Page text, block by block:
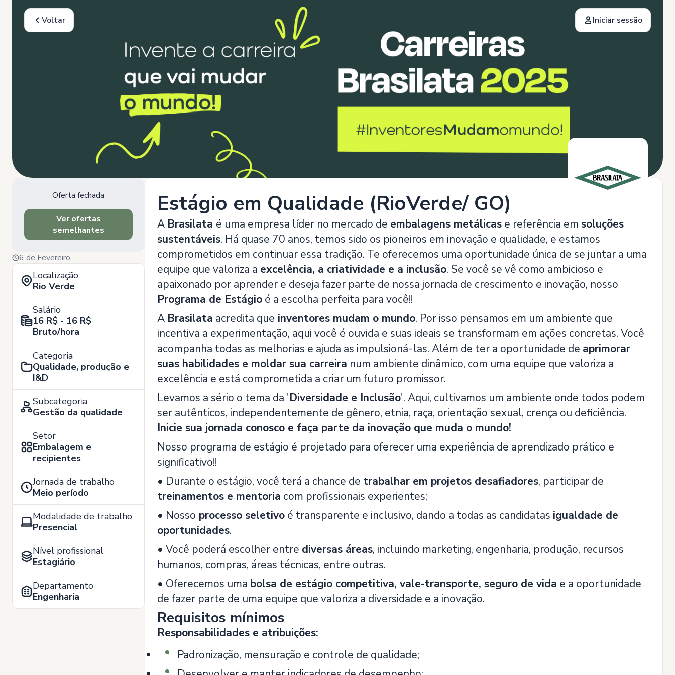
Voltar Iniciar sessão
Oferta fechada
Ver ofertas
semelhantes
6 de Fevereiro
Localização
Rio Verde
Salário
16 R$ - 16 R$
Bruto/hora
Categoria
Qualidade, produção e
I&D
Subcategoria
Gestão da qualidade
Setor
Embalagem e
recipientes
Jornada de trabalho
Meio período
Modalidade de trabalho
Presencial
Nível profissional
Estagiário
Departamento
Engenharia
Estágio em Qualidade (RioVerde/ GO)
A Brasilata é uma empresa líder no mercado de embalagens metálicas e referência em soluções
sustentáveis. Há quase 70 anos, temos sido os pioneiros em inovação e qualidade, e estamos
comprometidos em continuar essa tradição. Te oferecemos uma oportunidade única de se juntar a uma
equipe que valoriza a excelência, a criatividade e a inclusão. Se você se vê como ambicioso e
apaixonado por aprender e deseja fazer parte de nossa jornada de crescimento e inovação, nosso
Programa de Estágio é a escolha perfeita para você!!
A Brasilata acredita que inventores mudam o mundo. Por isso pensamos em um ambiente que
incentiva a experimentação, aqui você é ouvida e suas ideais se transformam em ações concretas. Você
acompanha todas as melhorias e ajuda as impulsioná-las. Além de ter a oportunidade de aprimorar
suas habilidades e moldar sua carreira num ambiente dinâmico, com uma equipe que valoriza a
excelência e está comprometida a criar um futuro promissor.
Levamos a sério o tema da 'Diversidade e Inclusão'. Aqui, cultivamos um ambiente onde todos podem
ser autênticos, independentemente de gênero, etnia, raça, orientação sexual, crença ou deficiência.
Inicie sua jornada conosco e faça parte da inovação que muda o mundo!
Nosso programa de estágio é projetado para oferecer uma experiência de aprendizado prático e
significativo!!
• Durante o estágio, você terá a chance de trabalhar em projetos desafiadores, participar de
treinamentos e mentoria com profissionais experientes;
• Nosso processo seletivo é transparente e inclusivo, dando a todas as candidatas igualdade de
oportunidades.
• Você poderá escolher entre diversas áreas, incluindo marketing, engenharia, produção, recursos
humanos, compras, áreas técnicas, entre outras.
• Oferecemos uma bolsa de estágio competitiva, vale-transporte, seguro de vida e a oportunidade
de fazer parte de uma equipe que valoriza a diversidade e a inovação.
Requisitos mínimos
Responsabilidades e atribuições:
Padronização, mensuração e controle de qualidade;